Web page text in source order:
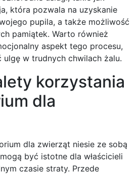
która pozwala na uzyskanie
pupila, a także możliwość
pamiątek. Warto również
aspekt tego procesu,
w trudnych chwilach żalu.
korzystania
dla
dla zwierząt niesie ze sobą
być istotne dla właścicieli
czasie straty. Przede